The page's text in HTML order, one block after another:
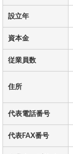
設立年
資本金
従業員数
住所
代表電話番号
代表FAX番号